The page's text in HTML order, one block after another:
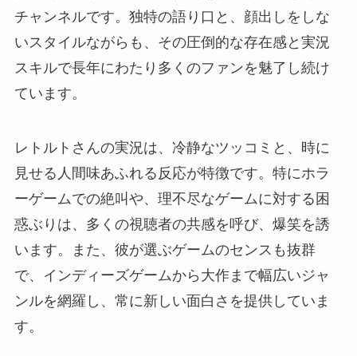
チャンネルです。独特の語り口と、顔出しをしな
いスタイルながらも、その圧倒的な存在感と実況
スキルで長年にわたり多くのファンを魅了し続け
ています。
レトルトさんの実況は、冷静なツッコミと、時に
見せる人間味あふれる反応が特徴です。特にホラ
ーゲームでの絶叫や、理不尽なゲームに対する困
惑ぶりは、多くの視聴者の共感を呼び、爆笑を誘
います。また、彼が選ぶゲームのセンスも抜群
で、インディーズゲームから大作まで幅広いジャ
ンルを網羅し、常に新しい面白さを提供していま
す。